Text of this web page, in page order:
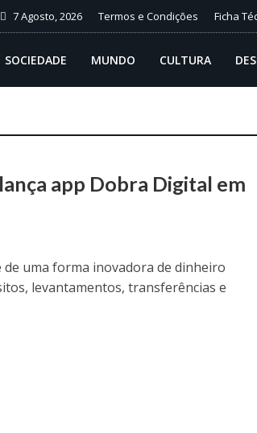
7 Agosto, 2026 Termos e Condições Ficha
SOCIEDADE MUNDO CULTURA
app Dobra Digital em
uma forma inovadora de dinheiro
levantamentos, transferências e